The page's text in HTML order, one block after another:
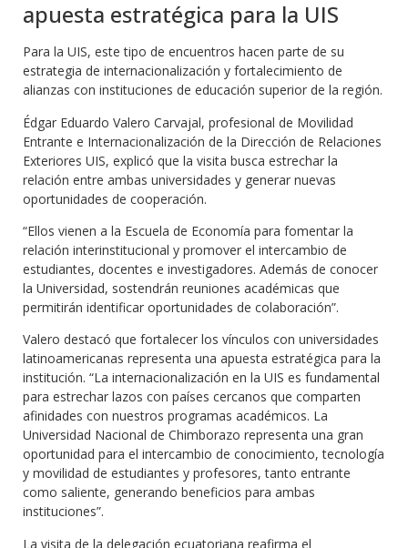
apuesta estratégica para la UIS
Para la UIS, este tipo de encuentros hacen parte de su
estrategia de internacionalización y fortalecimiento de
alianzas con instituciones de educación superior de la región.
Édgar Eduardo Valero Carvajal, profesional de Movilidad
Entrante e Internacionalización de la Dirección de Relaciones
Exteriores UIS, explicó que la visita busca estrechar la
relación entre ambas universidades y generar nuevas
oportunidades de cooperación.
“Ellos vienen a la Escuela de Economía para fomentar la
relación interinstitucional y promover el intercambio de
estudiantes, docentes e investigadores. Además de conocer
la Universidad, sostendrán reuniones académicas que
permitirán identificar oportunidades de colaboración”.
Valero destacó que fortalecer los vínculos con universidades
latinoamericanas representa una apuesta estratégica para la
institución. “La internacionalización en la UIS es fundamental
para estrechar lazos con países cercanos que comparten
afinidades con nuestros programas académicos. La
Universidad Nacional de Chimborazo representa una gran
oportunidad para el intercambio de conocimiento, tecnología
y movilidad de estudiantes y profesores, tanto entrante
como saliente, generando beneficios para ambas
instituciones”.
La visita de la delegación ecuatoriana reafirma el